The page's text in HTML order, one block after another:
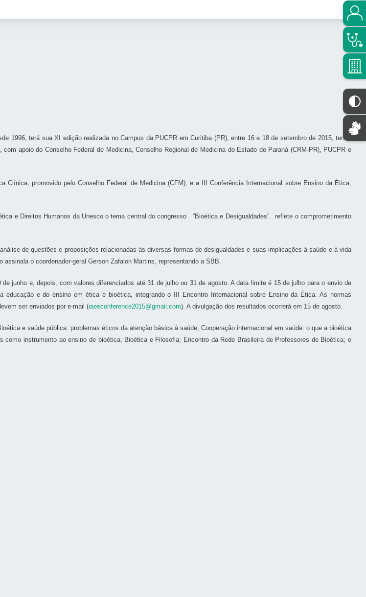
1996, terá sua XI edição realizada no Campus da PUCPR em Curitiba (PR), entre 16 e 18 de setembro de 2015, tendo
apoio do Conselho Federal de Medicina, Conselho Regional de Medicina do Estado do Paraná (CRM-PR), PUCPR e
promovido pelo Conselho Federal de Medicina (CFM), e a III Conferência Internacional sobre Ensino da Ética,
e Direitos Humanos da Unesco o tema central do congresso “Bioética e Desigualdades” reflete o comprometimento
de questões e proposições relacionadas às diversas formas de desigualdades e suas implicações à saúde e à vida
o coordenador-geral Gerson Zafalon Martins, representando a SBB.
junho e, depois, com valores diferenciados até 31 de julho ou 31 de agosto. A data limite é 15 de julho para o envio de
e do ensino em ética e bioética, integrando o III Encontro Internacional sobre Ensino da Ética. As normas
ser enviados por e-mail (iaeeconference2015@gmail.com). A divulgação dos resultados ocorrerá em 15 de agosto.
e saúde pública: problemas éticos da atenção básica à saúde; Cooperação internacional em saúde: o que a bioética
instrumento ao ensino de bioética; Bioética e Filosofia; Encontro da Rede Brasileira de Professores de Bioética; e